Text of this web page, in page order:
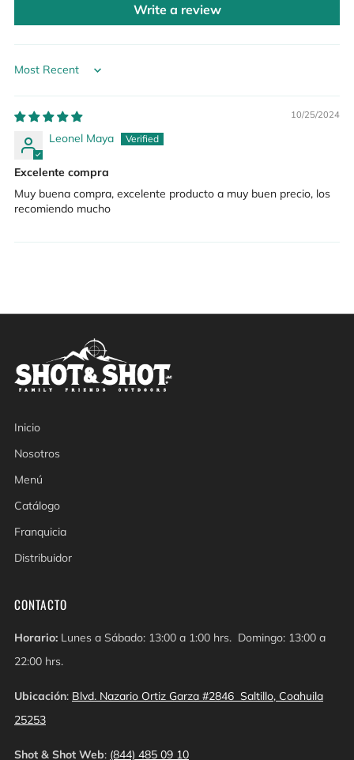
Write a review
Sort by
10/25/2024
Leonel Maya
Excelente compra
Muy buena compra, excelente producto a muy buen precio, los
recomiendo mucho
Inicio
Nosotros
Menú
Catálogo
Franquicia
Distribuidor
CONTACTO
Horario: Lunes a Sábado: 13:00 a 1:00 hrs. Domingo: 13:00 a
22:00 hrs.
Ubicación: Blvd. Nazario Ortiz Garza #2846 Saltillo, Coahuila
25253
Shot & Shot Web: (844) 485 09 10